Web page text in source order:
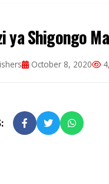
ya Shigongo
October 8, 2020